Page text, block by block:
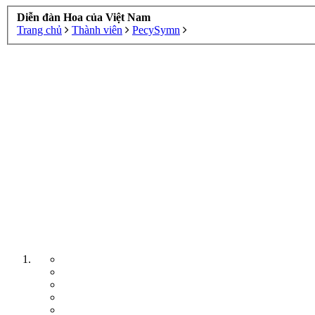
Diễn đàn Hoa của Việt Nam
Trang chủ
Thành viên PecySymn